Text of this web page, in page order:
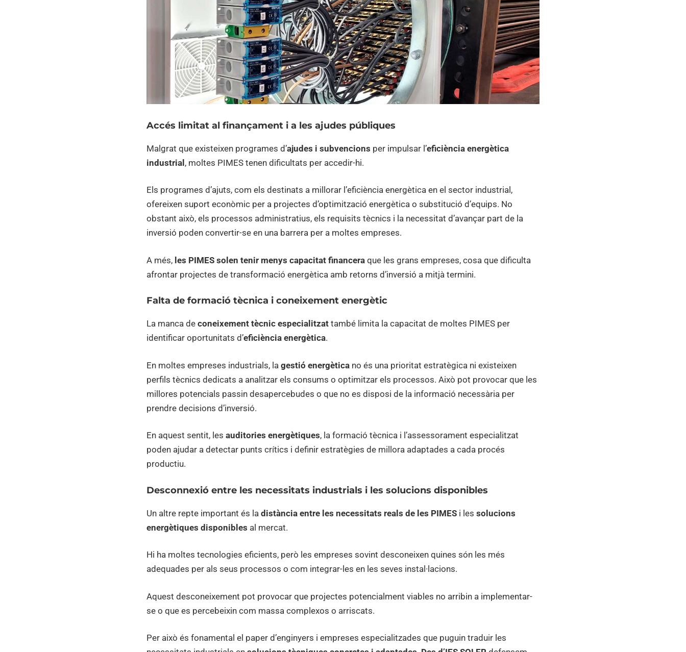
Accés limitat al finançament i a les ajudes públiques
Malgrat que existeixen programes d’ajudes i subvencions per impulsar l’eficiència energètica
industrial, moltes PIMES tenen dificultats per accedir-hi.
Els programes d’ajuts, com els destinats a millorar l’eficiència energètica en el sector industrial,
ofereixen suport econòmic per a projectes d’optimització energètica o substitució d’equips. No
obstant això, els processos administratius, els requisits tècnics i la necessitat d’avançar part de la
inversió poden convertir-se en una barrera per a moltes empreses.
A més, les PIMES solen tenir menys capacitat financera que les grans empreses, cosa que dificulta
afrontar projectes de transformació energètica amb retorns d’inversió a mitjà termini.
Falta de formació tècnica i coneixement energètic
La manca de coneixement tècnic especialitzat també limita la capacitat de moltes PIMES per
identificar oportunitats d’eficiència energètica.
En moltes empreses industrials, la gestió energètica no és una prioritat estratègica ni existeixen
perfils tècnics dedicats a analitzar els consums o optimitzar els processos. Això pot provocar que les
millores potencials passin desapercebudes o que no es disposi de la informació necessària per
prendre decisions d’inversió.
En aquest sentit, les auditories energètiques, la formació tècnica i l’assessorament especialitzat
poden ajudar a detectar punts crítics i definir estratègies de millora adaptades a cada procés
productiu.
Desconnexió entre les necessitats industrials i les solucions disponibles
Un altre repte important és la distància entre les necessitats reals de les PIMES i les solucions
energètiques disponibles al mercat.
Hi ha moltes tecnologies eficients, però les empreses sovint desconeixen quines són les més
adequades per als seus processos o com integrar-les en les seves instal·lacions.
Aquest desconeixement pot provocar que projectes potencialment viables no arribin a implementar-
se o que es percebeixin com massa complexos o arriscats.
Per això és fonamental el paper d’enginyers i empreses especialitzades que puguin traduir les